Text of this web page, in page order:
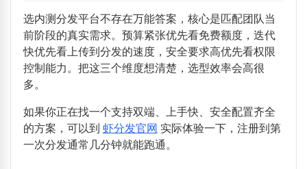
选内测分发平台不存在万能答案，核心是匹配团队当
前阶段的真实需求。预算紧张优先看免费额度，迭代
快优先看上传到分发的速度，安全要求高优先看权限
控制能力。把这三个维度想清楚，选型效率会高很
多。
如果你正在找一个支持双端、上手快、安全配置齐全
的方案，可以到 虾分发官网 实际体验一下，注册到第
一次分发通常几分钟就能跑通。